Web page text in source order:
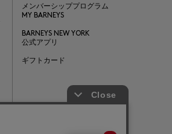
メンバーシッププログラム
MY BARNEYS
BARNEYS NEW YORK
公式アプリ
ギフトカード